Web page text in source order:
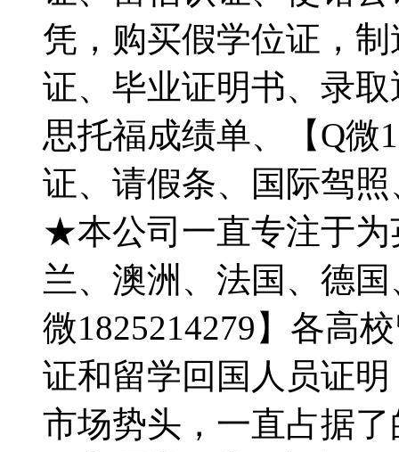
凭，购买假学位证，
证、毕业证明书、录
思托福成绩单、【Q微
证、请假条、国际驾
★本公司一直专注于为
兰、澳洲、法国、德
微1825214279】各高
证和留学回国人员证
市场势头，一直占据